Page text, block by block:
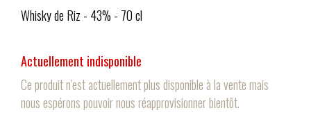
Whisky de Riz - 43% - 70 cl
Actuellement indisponible
Ce produit n'est actuellement plus disponible à la vente mais
nous espérons pouvoir nous réapprovisionner bientôt.